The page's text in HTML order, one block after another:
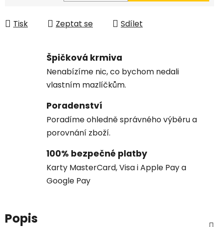
Tisk Zeptat se Sdílet
Špičková krmiva
Nenabízíme nic, co bychom nedali
vlastním mazlíčkům.
Poradenství
Poradíme ohledně správného výběru a
porovnání zboží.
100% bezpečné platby
Karty MasterCard, Visa i Apple Pay a
Google Pay
Popis